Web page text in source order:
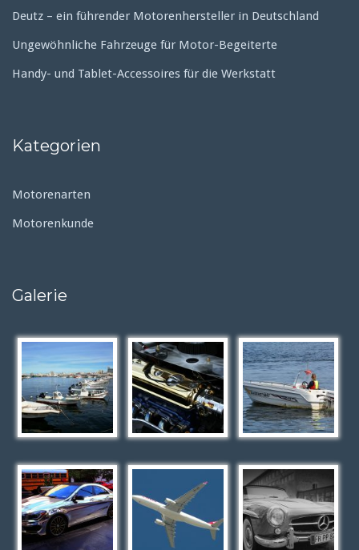
Deutz – ein führender Motorenhersteller in Deutschland
Ungewöhnliche Fahrzeuge für Motor-Begeiterte
Handy- und Tablet-Accessoires für die Werkstatt
Kategorien
Motorenarten
Motorenkunde
Galerie